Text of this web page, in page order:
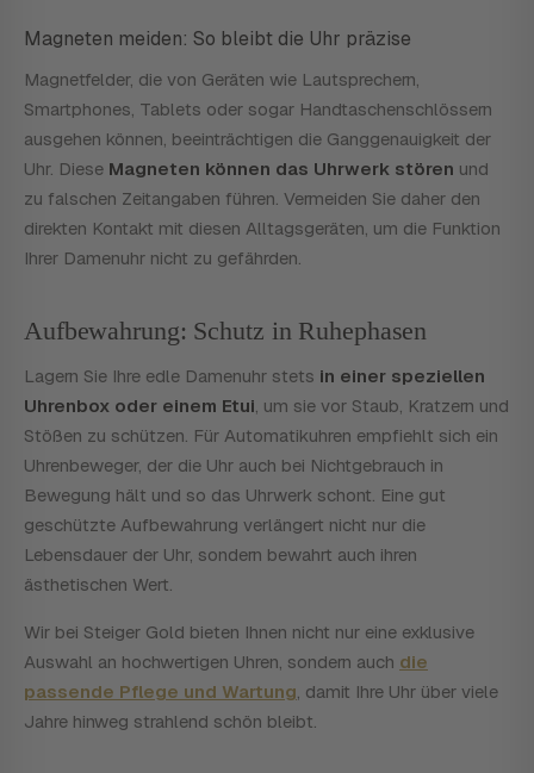
Magneten meiden: So bleibt die Uhr präzise
Magnetfelder, die von Geräten wie Lautsprechern,
Smartphones, Tablets oder sogar Handtaschenschlössern
ausgehen können, beeinträchtigen die Ganggenauigkeit der
Uhr. Diese Magneten können das Uhrwerk stören und
zu falschen Zeitangaben führen. Vermeiden Sie daher den
direkten Kontakt mit diesen Alltagsgeräten, um die Funktion
Ihrer Damenuhr nicht zu gefährden.
Aufbewahrung: Schutz in Ruhephasen
Lagern Sie Ihre edle Damenuhr stets in einer speziellen
Uhrenbox oder einem Etui, um sie vor Staub, Kratzern und
Stößen zu schützen. Für Automatikuhren empfiehlt sich ein
Uhrenbeweger, der die Uhr auch bei Nichtgebrauch in
Bewegung hält und so das Uhrwerk schont. Eine gut
geschützte Aufbewahrung verlängert nicht nur die
Lebensdauer der Uhr, sondern bewahrt auch ihren
ästhetischen Wert.
Wir bei Steiger Gold bieten Ihnen nicht nur eine exklusive
Auswahl an hochwertigen Uhren, sondern auch die
passende Pflege und Wartung, damit Ihre Uhr über viele
Jahre hinweg strahlend schön bleibt.